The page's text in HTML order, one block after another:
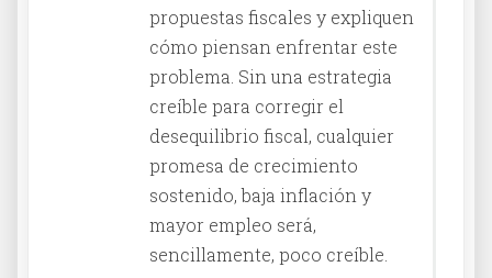
propuestas fiscales y expliquen
cómo piensan enfrentar este
problema. Sin una estrategia
creíble para corregir el
desequilibrio fiscal, cualquier
promesa de crecimiento
sostenido, baja inflación y
mayor empleo será,
sencillamente, poco creíble.